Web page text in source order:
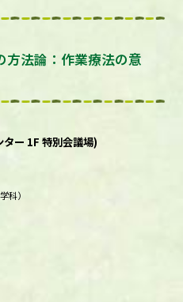
方法論：作業療法の意
ー 1F 特別会議場)
科）